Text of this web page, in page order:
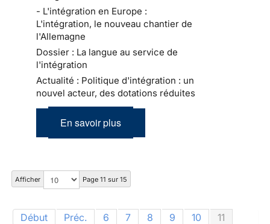
- L'intégration en Europe :
L'intégration, le nouveau chantier de
l'Allemagne
Dossier : La langue au service de
l'intégration
Actualité : Politique d'intégration : un
nouvel acteur, des dotations réduites
En savoir plus
Afficher Page 11 sur 15
Début Préc. 6 7 8 9 10
11